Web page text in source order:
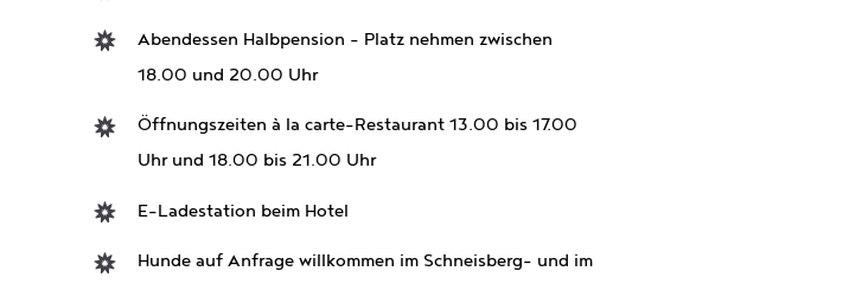
Abendessen Halbpension – Platz nehmen zwischen
18.00 und 20.00 Uhr
Öffnungszeiten à la carte-Restaurant 13.00 bis 17.00
Uhr und 18.00 bis 21.00 Uhr
E-Ladestation beim Hotel
Hunde auf Anfrage willkommen im Schneisberg- und im